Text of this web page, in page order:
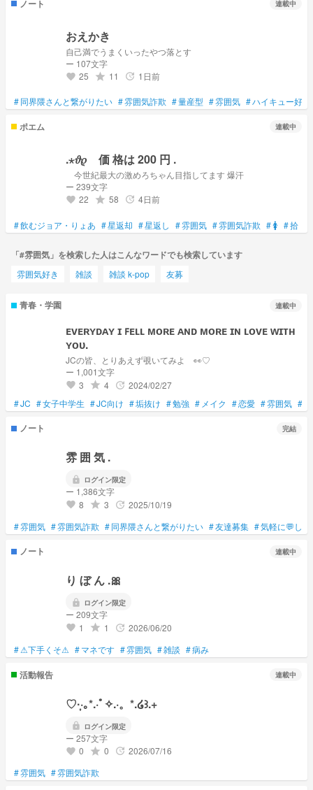
ノート 連載中
おえかき
自己満でうまくいったやつ落とす
ー 107文字
favorite 25 grade 11 update 1日前
#同界隈さんと繋がりたい #雰囲気詐欺 #量産型 #雰囲気 #ハイキュー好
ポエム 連載中
.⋆𝜗𝜚 価 格は 200 円 .
今世紀最大の激めろちゃん目指してます 爆汗
ー 239文字
favorite 22 grade 58 update 4日前
#飲むジョア・りょあ #星返却 #星返し #雰囲気 #雰囲気詐欺 #🚺 #拾
「#雰囲気」を検索した人はこんなワードでも検索しています
雰囲気好き 雑談 雑談 k-pop 友募
青春・学園 連載中
ᴇᴠᴇʀʏᴅᴀʏ ɪ ꜰᴇʟʟ ᴍᴏʀᴇ ᴀɴᴅ ᴍᴏʀᴇ ɪɴ ʟᴏᴠᴇ ᴡɪᴛʜ
ʏᴏᴜ.
JCの皆、とりあえず覗いてみよ 👀♡
ー 1,001文字
favorite 3 grade 4 update 2024/02/27
#JC #女子中学生 #JC向け #垢抜け #勉強 # メイク #恋愛 #雰囲気 #
ノート 完結
雰 囲 気 .
lock ログイン限定
ー 1,386文字
favorite 8 grade 3 update 2025/10/19
#雰囲気 #雰囲気詐欺 #同界隈さんと繋がりたい #友達募集 #気軽に💬して
ノート 連載中
り ぼ ん .🎀
lock ログイン限定
ー 209文字
favorite 1 grade 1 update 2026/06/20
#⚠下手くそ⚠ #マネです #雰囲気 #雑談 #病み
活動報告 連載中
♡·̩͙‬·｡*.·ﾟ✧.·。*.໒꒱.+
lock ログイン限定
ー 257文字
favorite 0 grade 0 update 2026/07/16
#雰囲気 #雰囲気詐欺